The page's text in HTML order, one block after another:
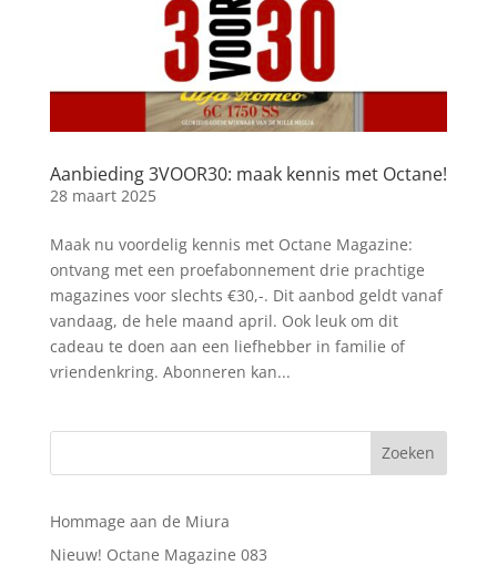
Aanbieding 3VOOR30: maak kennis met Octane!
28 maart 2025
Maak nu voordelig kennis met Octane Magazine:
ontvang met een proefabonnement drie prachtige
magazines voor slechts €30,-. Dit aanbod geldt vanaf
vandaag, de hele maand april. Ook leuk om dit
cadeau te doen aan een liefhebber in familie of
vriendenkring. Abonneren kan...
Hommage aan de Miura
Nieuw! Octane Magazine 083